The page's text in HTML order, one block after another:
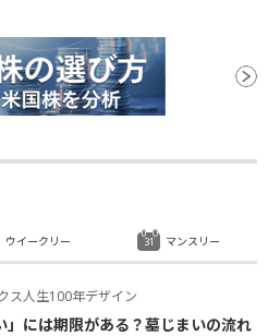
ス人生100年デザイン
」には期限がある？墓じまいの流れ
ウイークリー マンスリー